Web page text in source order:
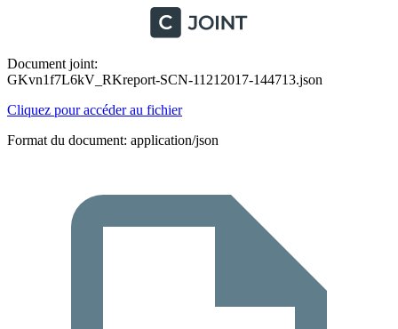
Document joint:
GKvn1f7L6kV_RKreport-SCN-11212017-144713.json
Cliquez pour accéder au fichier
Format du document: application/json